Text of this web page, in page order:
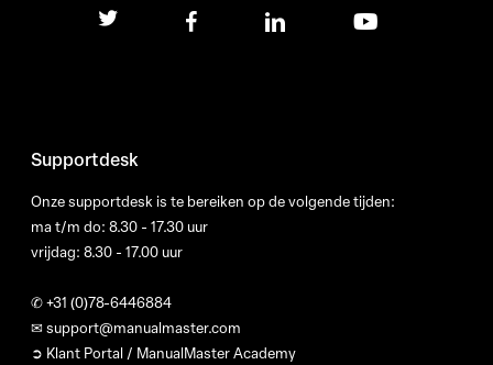
twitter facebook linkedin youtube
Supportdesk
Onze supportdesk is te bereiken op de volgende tijden:
ma t/m do: 8.30 - 17.30 uur
vrijdag: 8.30 - 17.00 uur
✆+31 (0)78-6446884
✉ support@manualmaster.com
➲ Klant Portal / ManualMaster Academy